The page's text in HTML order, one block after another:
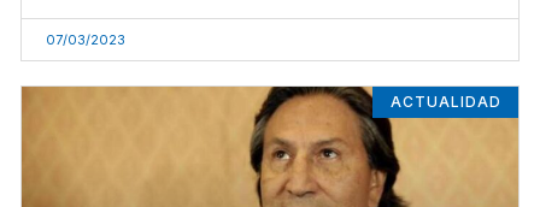
07/03/2023
ACTUALIDAD